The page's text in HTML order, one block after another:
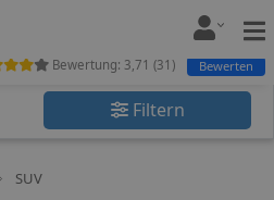
Filtern
SUV
Bewertung: 3,71 (31 ) Bewerten